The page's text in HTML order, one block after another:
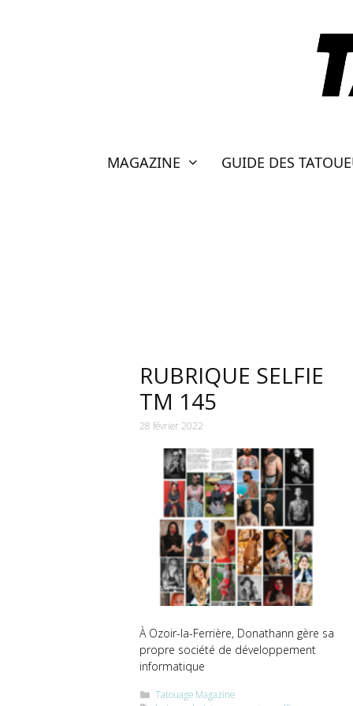
MAGAZINE GUIDE DES
RUBRIQUE SELFIE
TM 145
28 février 2022
À Ozoir-la-Ferrière, Donathann gère sa
propre société de développement
informatique
Catégories
Tatouage Magazine